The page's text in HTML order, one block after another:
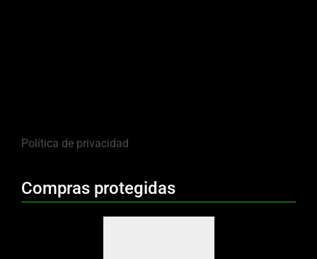
Política de privacidad
Compras protegidas